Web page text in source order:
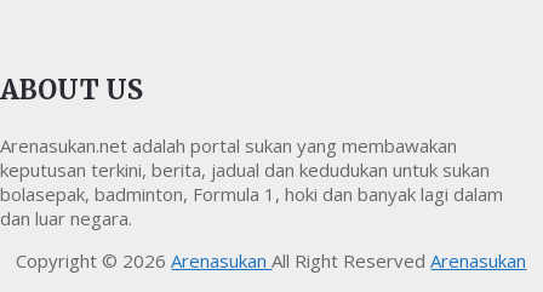
ABOUT US
Arenasukan.net adalah portal sukan yang membawakan
keputusan terkini, berita, jadual dan kedudukan untuk sukan
bolasepak, badminton, Formula 1, hoki dan banyak lagi dalam
dan luar negara.
Copyright © 2026ArenasukanAll Right ReservedArenasukan